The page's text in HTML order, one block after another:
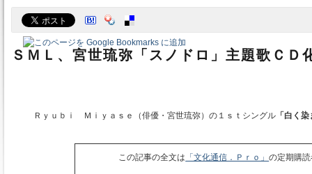
ＳＭＬ、宮世琉弥「スノドロ」主題歌ＣＤ
Ｒｙｕｂｉ Ｍｉｙａｓｅ（俳優・宮世琉弥）の１ｓｔシングル 「白く
この記事の全文は 「文化通信．Ｐｒｏ」の定期購